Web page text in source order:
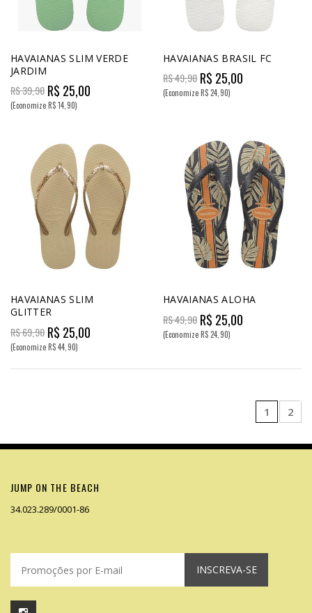
HAVAIANAS SLIM VERDE
JARDIM
R$ 39,90 R$ 25,00
(Economize R$ 14,90)
HAVAIANAS BRASIL FC
R$ 49,90 R$ 25,00
(Economize R$ 24,90)
HAVAIANAS SLIM
GLITTER
R$ 69,90 R$ 25,00
(Economize R$ 44,90)
HAVAIANAS ALOHA
R$ 49,90 R$ 25,00
(Economize R$ 24,90)
1 2
JUMP ON THE BEACH
34.023.289/0001-86
INSCREVA-SE